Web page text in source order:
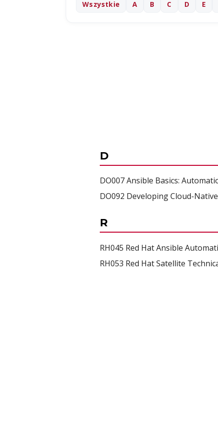
Wszystkie A B C D E
D
DO007 Ansible Basics:
DO092 Developing Cloud-
R
RH045 Red Hat Ansible
RH053 Red Hat Satellite